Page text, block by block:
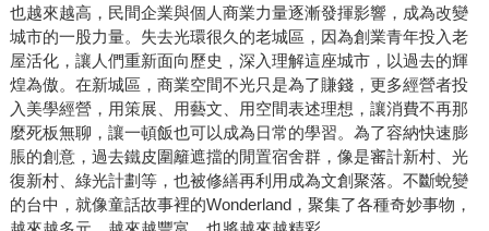
也越來越高，民間企業與個人商業力量逐漸發揮影響，成為改變
城市的一股力量。失去光環很久的老城區，因為創業青年投入老
屋活化，讓人們重新面向歷史，深入理解這座城市，以過去的輝
煌為傲。在新城區，商業空間不光只是為了賺錢，更多經營者投
入美學經營，用策展、用藝文、用空間表述理想，讓消費不再那
麼死板無聊，讓一頓飯也可以成為日常的學習。為了容納快速膨
脹的創意，過去鐵皮圍籬遮擋的閒置宿舍群，像是審計新村、光
復新村、綠光計劃等，也被修繕再利用成為文創聚落。不斷蛻變
的台中，就像童話故事裡的Wonderland，聚集了各種奇妙事物，